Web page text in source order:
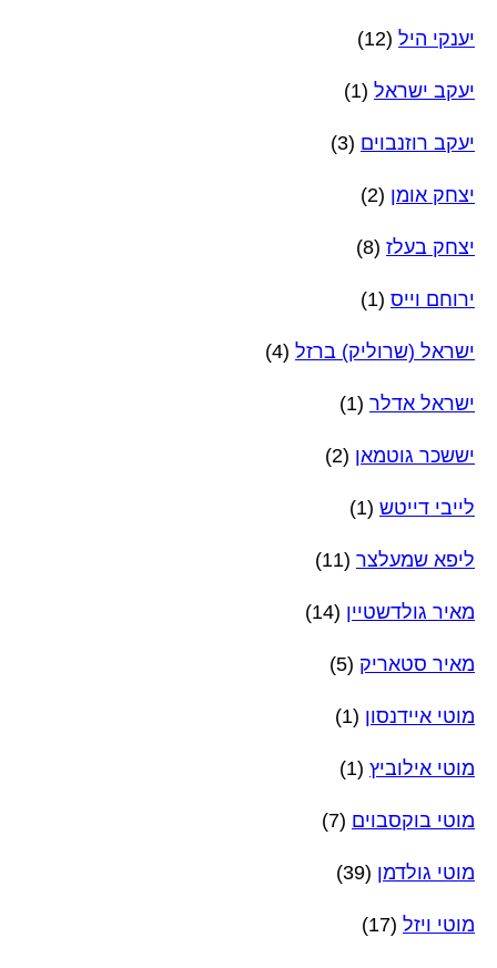
יענקי היל (12)
יעקב ישראל (1)
יעקב רוזנבוים (3)
יצחק אומן (2)
יצחק בעלז (8)
ירוחם וייס (1)
ישראל (שרוליק) ברזל (4)
ישראל אדלר (1)
יששכר גוטמאן (2)
לייבי דייטש (1)
ליפא שמעלצר (11)
מאיר גולדשטיין (14)
מאיר סטאריק (5)
מוטי איידנסון (1)
מוטי אילוביץ (1)
מוטי בוקסבוים (7)
מוטי גולדמן (39)
מוטי ויזל (17)